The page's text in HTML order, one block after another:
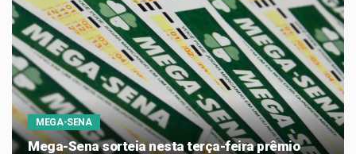
MEGA-SENA
Mega-Sena sorteia nesta terça-feira prêmio